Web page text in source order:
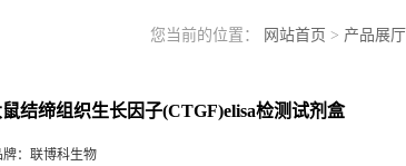
您当前的位置： 网站首页 > 产品展厅
鼠结缔组织生长因子(CTGF)elisa检测试剂盒
： 联博科生物